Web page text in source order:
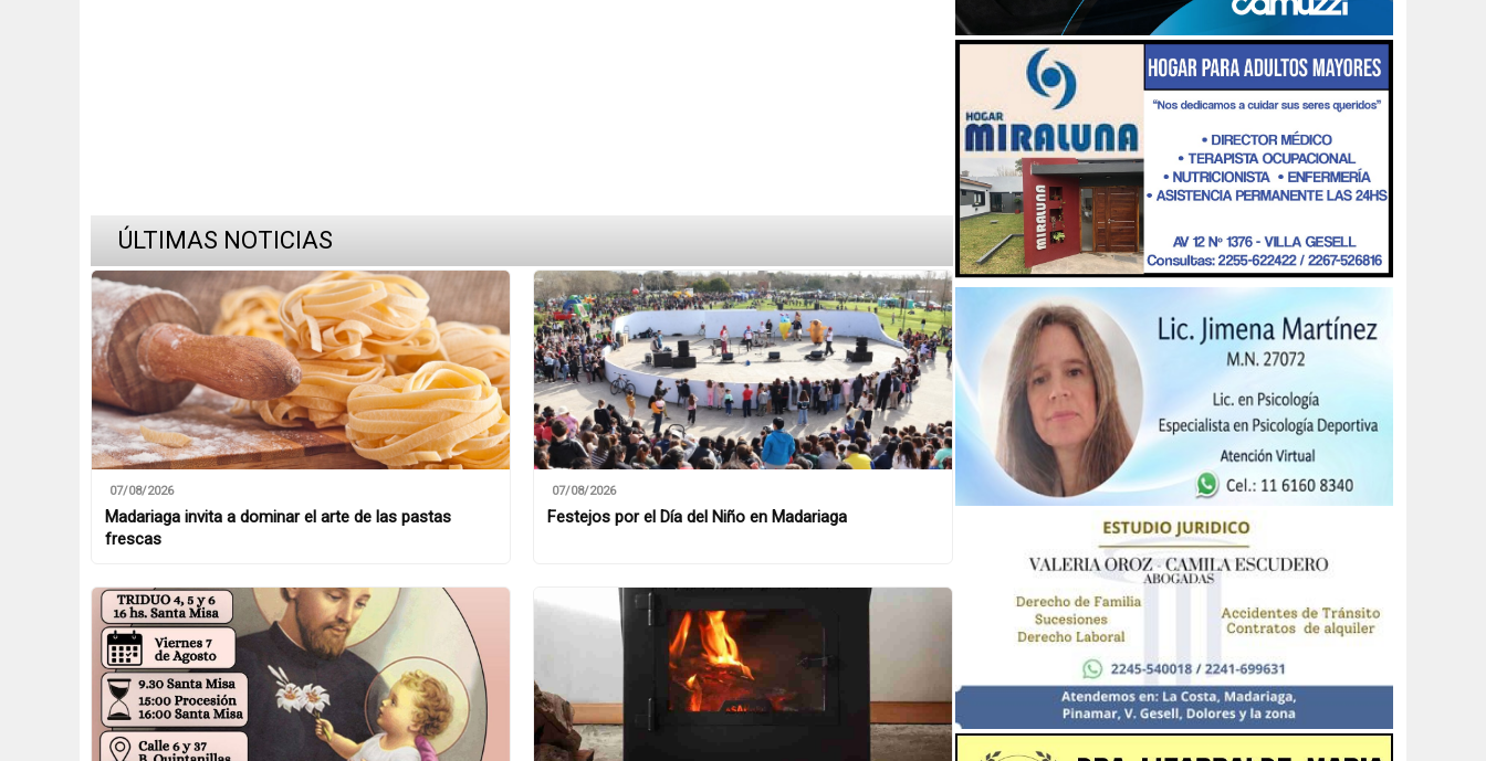
ÚLTIMAS NOTICIAS
07/08/2026
Madariaga invita a dominar el arte de las pastas
frescas
07/08/2026
Festejos por el Día del Niño en Madariaga